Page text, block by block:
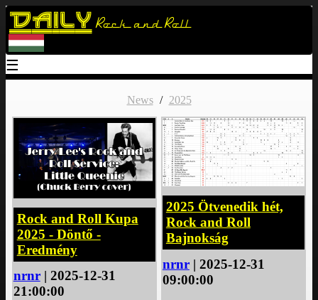
Daily Rock and Roll
☰
News / 2025
Rock and Roll Kupa
2025 - Döntő -
Eredmény
nrnr| 2025-12-31
21:00:00
2025 Ötvenedik hét,
Rock and Roll
Bajnokság
nrnr| 2025-12-31
09:00:00